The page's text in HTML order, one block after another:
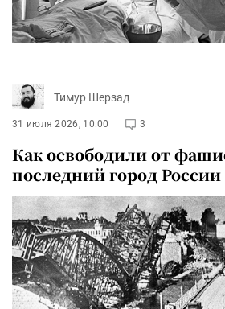
Тимур Шерзад
31 июля 2026, 10:00 3
Как освободили от
последний город России